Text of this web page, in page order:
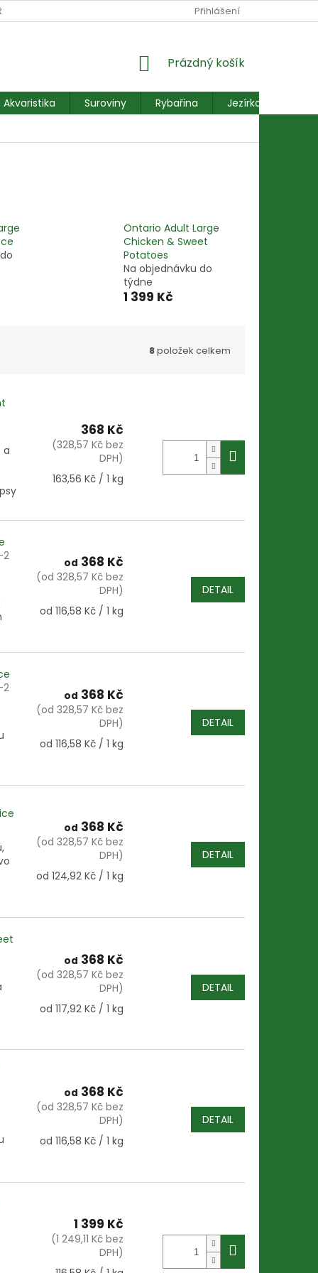
OSOBNÍCH ÚDAJŮ REKLAMACE FORMULÁŘ
Přihlášení
NÁKUPNÍ
Prázdný košík
Akvaristika Suroviny Rybařina
Jezírkové ryby
Ontario Adult Large
Chicken & Sweet
Potatoes
Na objednávku do
týdne
1 399 Kč
8položek celkem
a
368 Kč
(328,57 Kč bez
DPH)
Měrná
163,56 Kč / 1 kg
2
od 368 Kč
(od 328,57 Kč bez
DPH)
Měrná
od 116,58 Kč / 1 kg
DETAIL
2
od 368 Kč
(od 328,57 Kč bez
DPH)
Měrná
od 116,58 Kč / 1 kg
DETAIL
od 368 Kč
(od 328,57 Kč bez
DPH)
Měrná
od 124,92 Kč / 1 kg
DETAIL
od 368 Kč
(od 328,57 Kč bez
DPH)
Měrná
od 117,92 Kč / 1 kg
DETAIL
od 368 Kč
(od 328,57 Kč bez
DPH)
Měrná
od 116,58 Kč / 1 kg
DETAIL
1 399 Kč
(1 249,11 Kč bez
DPH)